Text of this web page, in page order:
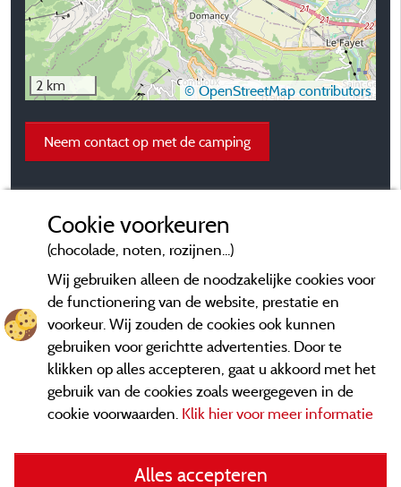
2 km © OpenStreetMap contributors
Neem contact op met de camping
General terms of use
Cookie voorkeuren
(chocolade, noten, rozijnen...)
Wij gebruiken alleen de noodzakelijke cookies voor
de functionering van de website, prestatie en
voorkeur. Wij zouden de cookies ook kunnen
gebruiken voor gerichtte advertenties. Door te
klikken op alles accepteren, gaat u akkoord met het
gebruik van de cookies zoals weergegeven in de
cookie voorwaarden. Klik hier voor meer informatie
Alles accepteren